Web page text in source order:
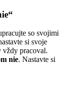
so svojimi
si svoje
vždy pracoval.
nie. Nastavte si